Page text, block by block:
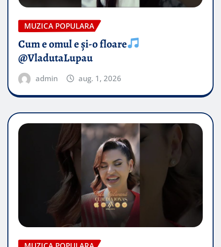
MUZICA POPULARA
Cum e omul e și-o floare
@VladutaLupau
admin aug. 1, 2026